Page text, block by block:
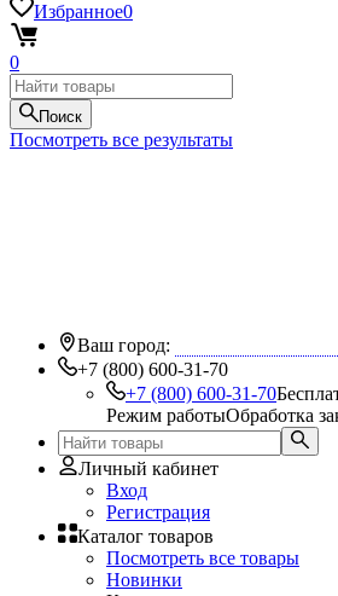
Избранное0
0
Поиск
Посмотреть все результаты
Ваш город:
+7 (800) 600-31-70
+7 (800) 600-31-70
Режим работыОбработка
Личный кабинет
Вход
Регистрация
Каталог товаров
Посмотреть все товары
Новинки